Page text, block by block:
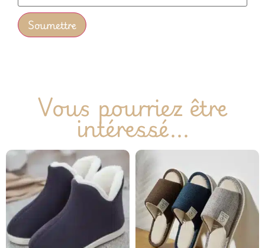
Vous pourriez être
intéressé...